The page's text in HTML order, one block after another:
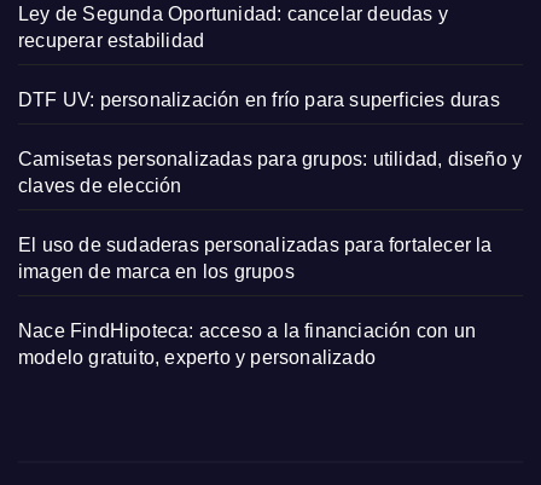
Ley de Segunda Oportunidad: cancelar deudas y
recuperar estabilidad
DTF UV: personalización en frío para superficies duras
Camisetas personalizadas para grupos: utilidad, diseño y
claves de elección
El uso de sudaderas personalizadas para fortalecer la
imagen de marca en los grupos
Nace FindHipoteca: acceso a la financiación con un
modelo gratuito, experto y personalizado